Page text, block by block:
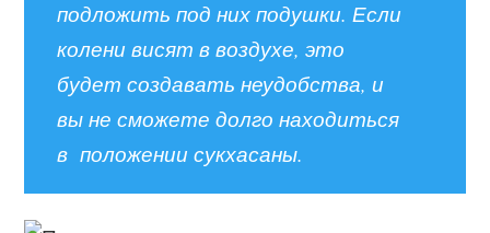
подложить под них подушки. Если
колени висят в воздухе, это
будет создавать неудобства, и
вы не сможете долго находиться
в положении сукхасаны.